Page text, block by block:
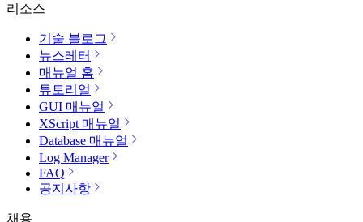
리소스
기술 블로그
뉴스레터
매뉴얼 홈
튜토리얼
GUI 매뉴얼
XScript 매뉴얼
Database 매뉴얼
Log Manager
FAQ
공지사항
채용